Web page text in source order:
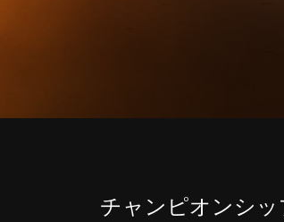
チャンピオンシ